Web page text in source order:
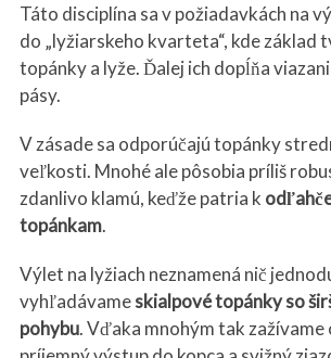
Táto disciplína sa v požiadavkách na
do „lyžiarskeho kvarteta“, kde základ
topánky a lyže. Ďalej ich dopĺňa
pásy.
V zásade sa odporúčajú topánky
veľkosti. Mnohé ale pôsobia príliš
zdanlivo klamú, keďže patria k
topánkam.
Výlet na lyžiach neznamená nič
vyhľadávameskialpové topánky so
pohybu. Vďaka mnohým tak